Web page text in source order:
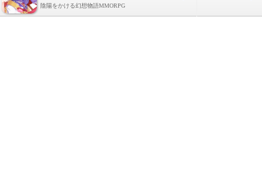
陰陽をかける幻想物語MMORPG